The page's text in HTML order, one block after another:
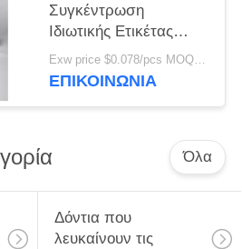
Χονδρικής Χονδρικής
Χονδρικής Χονδρικής
Χονδρικής Χονδρικής
Χονδρικής Χονδρικής
Συγκέντρωση
Ιδιωτικής Ετικέτας
Λευκαντικό Δοντιών
15% Καρβαμίδιο
Exw price $0.078/pcs MOQ:30000pcs
ΕΠΙΚΟΙΝΩΝΊΑ
Όλα
Δόντια που
λευκαίνουν τις